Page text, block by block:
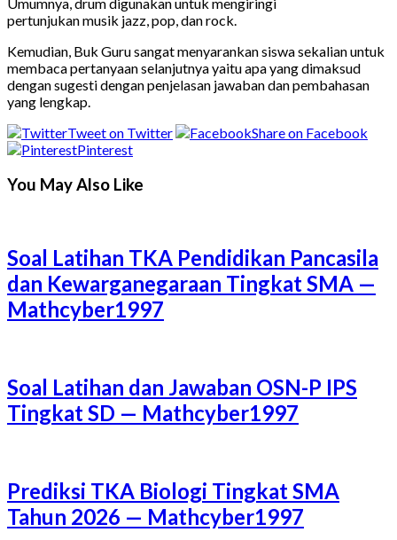
pertunjukan musik jazz, pop, dan rock.
Kemudian, Buk Guru sangat menyarankan siswa sekalian untuk
membaca pertanyaan selanjutnya yaitu apa yang dimaksud
dengan sugesti dengan penjelasan jawaban dan pembahasan
yang lengkap.
Tweet on Twitter
Share on Facebook
Pinterest
You May Also Like
Soal Latihan TKA Pendidikan Pancasila
dan Kewarganegaraan Tingkat SMA —
Mathcyber1997
Soal Latihan dan Jawaban OSN-P IPS
Tingkat SD — Mathcyber1997
Prediksi TKA Biologi Tingkat SMA
Tahun 2026 — Mathcyber1997